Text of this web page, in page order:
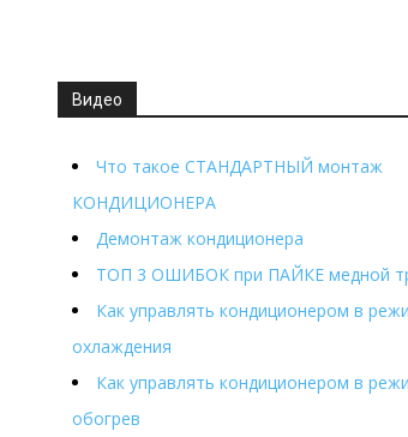
Видео
Что такое СТАНДАРТНЫЙ монтаж
КОНДИЦИОНЕРА
Демонтаж кондиционера
ТОП 3 ОШИБОК при ПАЙКЕ медной
Как управлять кондиционером в
охлаждения
Как управлять кондиционером в
обогрев